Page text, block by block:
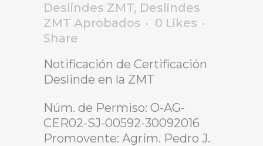
Deslindes ZMT, Deslindes
ZMT Aprobados
0 Likes
Share
Notificación de Certificación
Deslinde en la ZMT
Núm. de Permiso: O-AG-
CER02-SJ-00592-30092016
Promovente: Agrim. Pedro J.